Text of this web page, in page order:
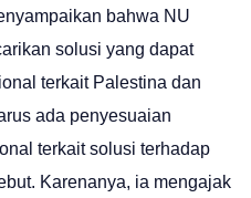
bahwa NU
solusi yang dapat
terkait Palestina dan
ada penyesuaian
terkait solusi terhadap
Karenanya, ia mengajak